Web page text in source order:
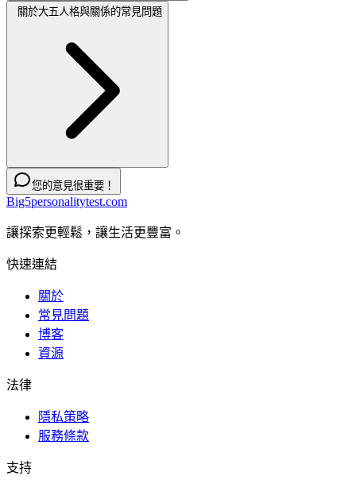
關於大五人格與關係的常見問題
您的意見很重要！
Big5personalitytest.com
讓探索更輕鬆，讓生活更豐富。
快速連結
關於
常見問題
博客
資源
法律
隱私策略
服務條款
支持